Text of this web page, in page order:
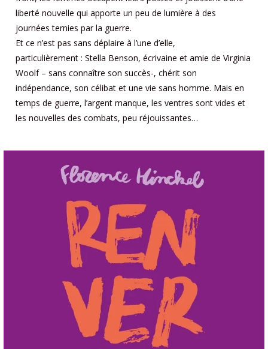
liberté nouvelle qui apporte un peu de lumière à des
journées ternies par la guerre.
Et ce n’est pas sans déplaire à l’une d’elle,
particulièrement : Stella Benson, écrivaine et amie de Virginia
Woolf – sans connaître son succès-, chérit son
indépendance, son célibat et une vie sans homme. Mais en
temps de guerre, l’argent manque, les ventres sont vides et
les nouvelles des combats, peu réjouissantes…